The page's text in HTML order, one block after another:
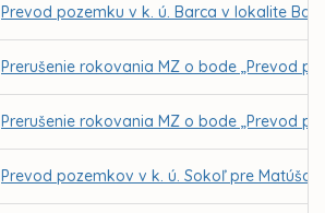
Prevod pozemku v k. ú. Barca v lokalite
Prerušenie rokovania MZ o bode „Prevod
Prerušenie rokovania MZ o bode „Prevod
Prevod pozemkov v k. ú. Sokoľ pre